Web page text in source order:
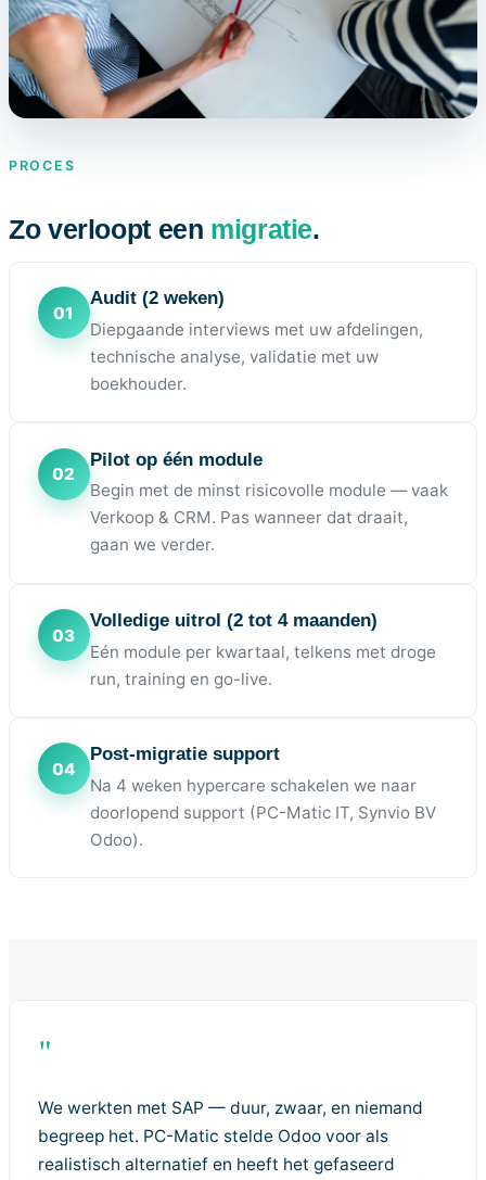
PROCES
Zo verloopt een migratie.
Audit (2 weken)
Diepgaande interviews met uw afdelingen,
technische analyse, validatie met uw
boekhouder.
Pilot op één module
Begin met de minst risicovolle module — vaak
Verkoop & CRM. Pas wanneer dat draait,
gaan we verder.
Volledige uitrol (2 tot 4 maanden)
Eén module per kwartaal, telkens met droge
run, training en go-live.
Post-migratie support
Na 4 weken hypercare schakelen we naar
doorlopend support (PC-Matic IT, Synvio BV
Odoo).
"
We werkten met SAP — duur, zwaar, en niemand
begreep het. PC-Matic stelde Odoo voor als
realistisch alternatief en heeft het gefaseerd